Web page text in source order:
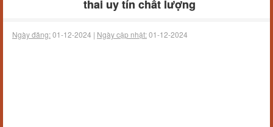
thai uy tín chất lượng
Ngày đăng:01-12-2024 | Ngày cập nhật:01-12-2024